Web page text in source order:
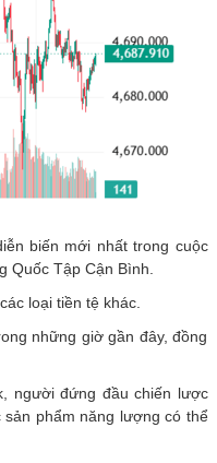
biến mới nhất trong cuộc
Quốc Tập Cận Bình.
loại tiền tệ khác.
những giờ gần đây, đồng
người đứng đầu chiến lược
sản phẩm năng lượng có thể